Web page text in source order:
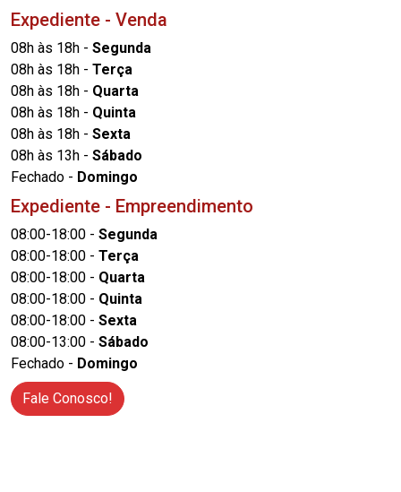
Expediente - Venda
08h às 18h - Segunda
08h às 18h - Terça
08h às 18h - Quarta
08h às 18h - Quinta
08h às 18h - Sexta
08h às 13h - Sábado
Fechado - Domingo
Expediente - Empreendimento
08:00-18:00 - Segunda
08:00-18:00 - Terça
08:00-18:00 - Quarta
08:00-18:00 - Quinta
08:00-18:00 - Sexta
08:00-13:00 - Sábado
Fechado - Domingo
Fale Conosco!